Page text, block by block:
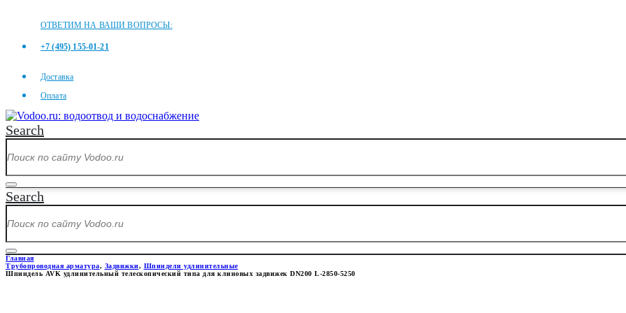
ОТВЕТИМ НА ВАШИ ВОПРОСЫ:
+7 (495) 155-01-21
Доставка
Оплата
Search
Search
Главная
Трубопроводная арматура, Задвижки, Шпиндели удлинительные
Шпиндель AVK удлинительный телескопический типа для клиновых задвижек DN200 L-2850-5250